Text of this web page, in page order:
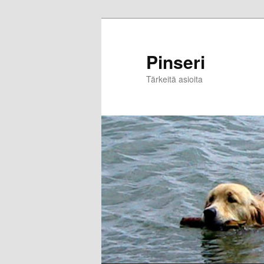
Pinseri
Tärkeitä asioita